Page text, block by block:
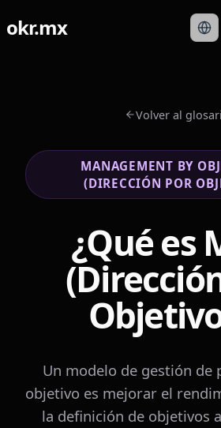
okr.mx
Volver al
MANAGEMENT BY
(DIRECCIÓN POR
¿Qué es
Un modelo de gestión de
objetivo es mejorar el
la definición de objetivos